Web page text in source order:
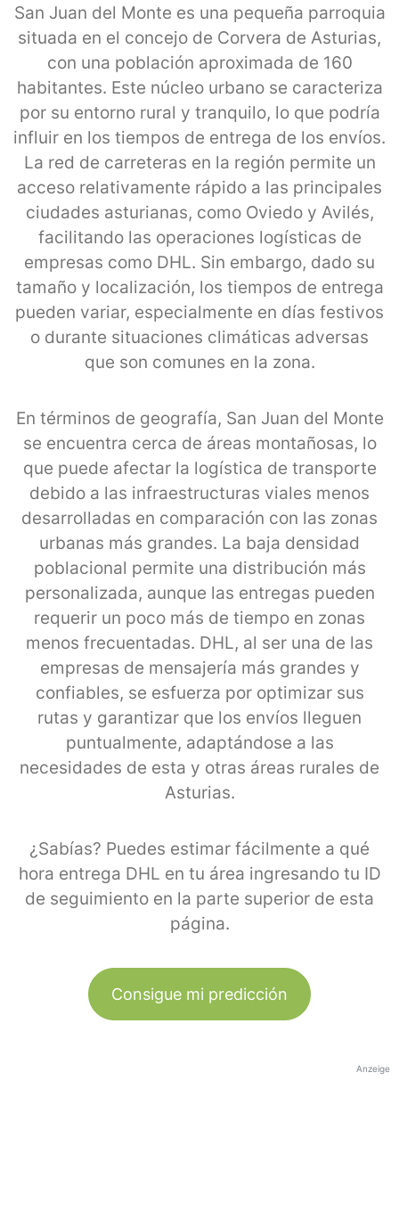
San Juan del Monte es una pequeña parroquia
situada en el concejo de Corvera de Asturias,
con una población aproximada de 160
habitantes. Este núcleo urbano se caracteriza
por su entorno rural y tranquilo, lo que podría
influir en los tiempos de entrega de los envíos.
La red de carreteras en la región permite un
acceso relativamente rápido a las principales
ciudades asturianas, como Oviedo y Avilés,
facilitando las operaciones logísticas de
empresas como DHL. Sin embargo, dado su
tamaño y localización, los tiempos de entrega
pueden variar, especialmente en días festivos
o durante situaciones climáticas adversas
que son comunes en la zona.
En términos de geografía, San Juan del Monte
se encuentra cerca de áreas montañosas, lo
que puede afectar la logística de transporte
debido a las infraestructuras viales menos
desarrolladas en comparación con las zonas
urbanas más grandes. La baja densidad
poblacional permite una distribución más
personalizada, aunque las entregas pueden
requerir un poco más de tiempo en zonas
menos frecuentadas. DHL, al ser una de las
empresas de mensajería más grandes y
confiables, se esfuerza por optimizar sus
rutas y garantizar que los envíos lleguen
puntualmente, adaptándose a las
necesidades de esta y otras áreas rurales de
Asturias.
¿Sabías? Puedes estimar fácilmente a qué
hora entrega DHL en tu área ingresando tu ID
de seguimiento en la parte superior de esta
página.
Consigue mi predicción
Anzeige